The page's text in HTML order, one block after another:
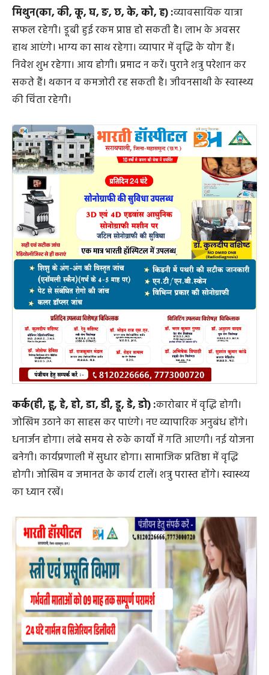
मिथुन(का, की, कू, घ, ङ, छ, के, को, ह) :व्यावसायिक यात्रा
सफल रहेगी। डूबी हुई रकम प्राप्त हो सकती है। लाभ के अवसर
हाथ आएंगे। भाग्य का साथ रहेगा। व्यापार में वृद्धि के योग हैं।
निवेश शुभ रहेगा। आय होगी। प्रमाद न करें। पुराने शत्रु परेशान कर
सकते हैं। थकान व कमजोरी रह सकती है। जीवनसाथी के स्वास्थ्य
की चिंता रहेगी।
कर्क(ही, हू, हे, हो, डा, डी, डू, डे, डो) : कारोबार में वृद्धि होगी।
जोखिम उठाने का साहस कर पाएंगे। नए व्यापारिक अनुबंध होंगे।
धनार्जन होगा। लंबे समय से रुके कार्यों में गति आएगी। नई योजना
बनेगी। कार्यप्रणाली में सुधार होगा। सामाजिक प्रतिष्ठा में वृद्धि
होगी। जोखिम व जमानत के कार्य टालें। शत्रु परास्त होंगे। स्वास्थ्‍य
का ध्यान रखें।